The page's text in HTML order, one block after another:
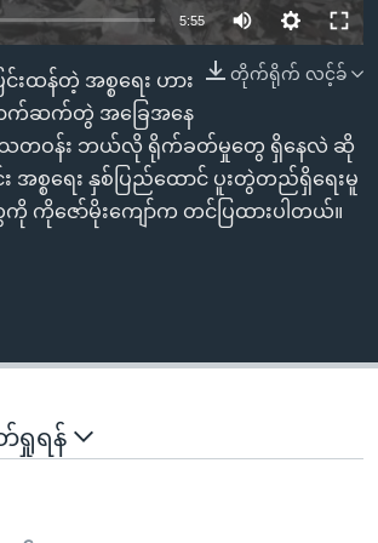
လိပ်စာ
ျား
း
5:55
တိုက်ရိုက် လင့်ခ်
းထန်တဲ့ အစ္စရေး ဟား
ာက်ဆက်တွဲ အခြေအနေ
တဝန်း ဘယ်လို ရိုက်ခတ်မှုတွေ ရှိနေလဲ ဆို
အစ္စရေး နှစ်ပြည်ထောင် ပူးတွဲတည်ရှိရေးမူ
ကို ကိုဇော်မိုးကျော်က တင်ပြထားပါတယ်။
ရှုရန်